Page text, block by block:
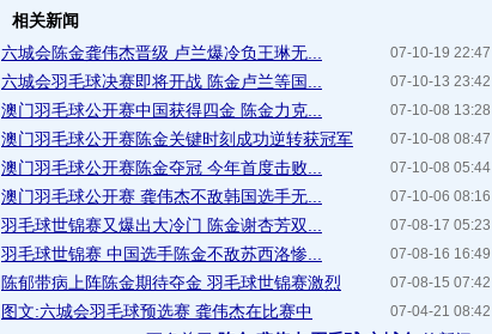
相关新闻
07-10-19 22:47
六城会陈金龚伟杰晋级 卢兰爆冷负王琳无...
07-10-13 23:42
六城会羽毛球决赛即将开战 陈金卢兰等国...
07-10-08 13:28
澳门羽毛球公开赛中国获得四金 陈金力克...
07-10-08 08:47
澳门羽毛球公开赛陈金关键时刻成功逆转获冠军
07-10-08 05:44
澳门羽毛球公开赛陈金夺冠 今年首度击败...
07-10-06 08:16
澳门羽毛球公开赛 龚伟杰不敌韩国选手无...
07-08-17 05:23
羽毛球世锦赛又爆出大冷门 陈金谢杏芳双...
07-08-16 16:49
羽毛球世锦赛 中国选手陈金不敌苏西洛惨...
07-08-15 07:42
陈郁带病上阵陈金期待夺金 羽毛球世锦赛激烈
07-04-21 08:42
图文:六城会羽毛球预选赛 龚伟杰在比赛中